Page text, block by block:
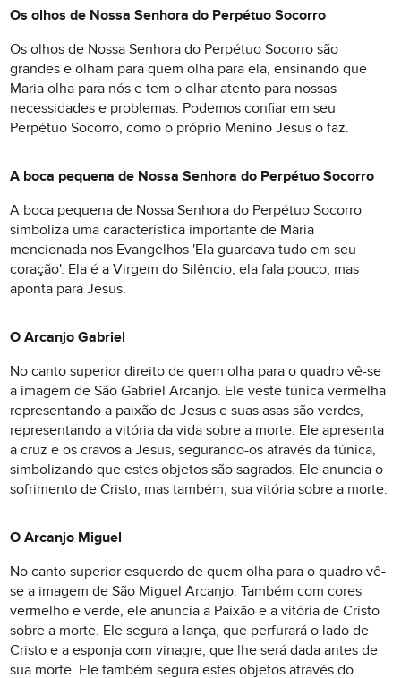
Os olhos de Nossa Senhora do Perpétuo Socorro
Os olhos de Nossa Senhora do Perpétuo Socorro são
grandes e olham para quem olha para ela, ensinando que
Maria olha para nós e tem o olhar atento para nossas
necessidades e problemas. Podemos confiar em seu
Perpétuo Socorro, como o próprio Menino Jesus o faz.
A boca pequena de Nossa Senhora do Perpétuo Socorro
A boca pequena de Nossa Senhora do Perpétuo Socorro
simboliza uma característica importante de Maria
mencionada nos Evangelhos 'Ela guardava tudo em seu
coração'. Ela é a Virgem do Silêncio, ela fala pouco, mas
aponta para Jesus.
O Arcanjo Gabriel
No canto superior direito de quem olha para o quadro vê-se
a imagem de São Gabriel Arcanjo. Ele veste túnica vermelha
representando a paixão de Jesus e suas asas são verdes,
representando a vitória da vida sobre a morte. Ele apresenta
a cruz e os cravos a Jesus, segurando-os através da túnica,
simbolizando que estes objetos são sagrados. Ele anuncia o
sofrimento de Cristo, mas também, sua vitória sobre a morte.
O Arcanjo Miguel
No canto superior esquerdo de quem olha para o quadro vê-
se a imagem de São Miguel Arcanjo. Também com cores
vermelho e verde, ele anuncia a Paixão e a vitória de Cristo
sobre a morte. Ele segura a lança, que perfurará o lado de
Cristo e a esponja com vinagre, que lhe será dada antes de
sua morte. Ele também segura estes objetos através do